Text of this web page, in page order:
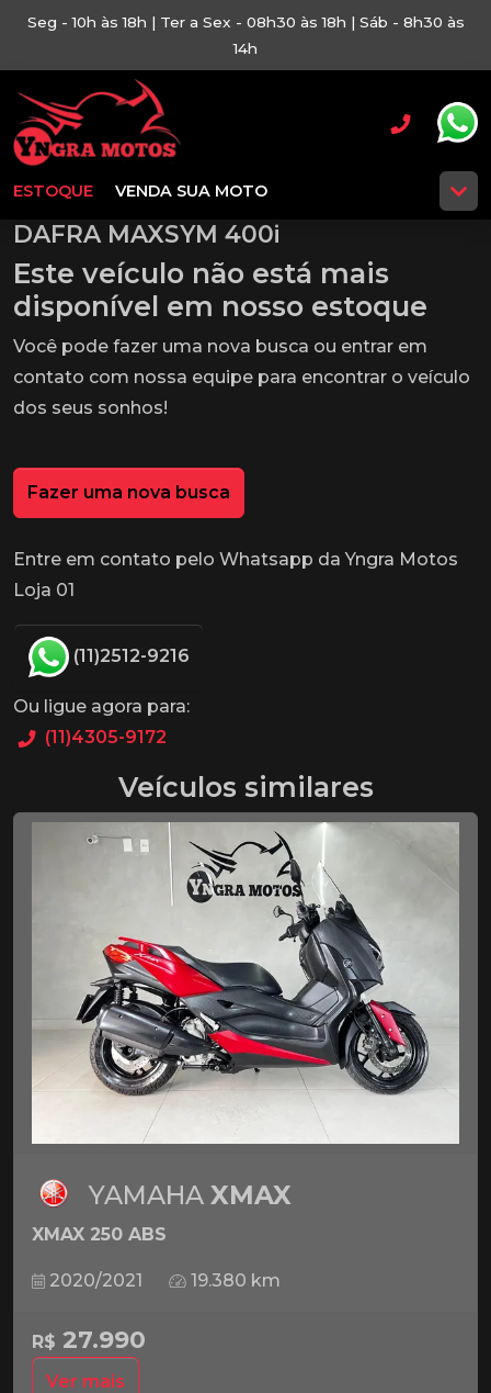
Seg - 10h às 18h | Ter a Sex - 08h30 às 18h | Sáb - 8h30 às
14h
ESTOQUE VENDA SUA MOTO
DAFRA MAXSYM 400i
Este veículo não está mais
disponível em nosso estoque
Você pode fazer uma nova busca ou entrar em
contato com nossa equipe para encontrar o veículo
dos seus sonhos!
Fazer uma nova busca
Entre em contato pelo Whatsapp da Yngra Motos
Loja 01
(11)2512-9216
Ou ligue agora para:
(11)4305-9172
Veículos similares
YAMAHA XMAX
XMAX 250 ABS
2020/2021 19.380 km
R$ 27.990
Ver mais